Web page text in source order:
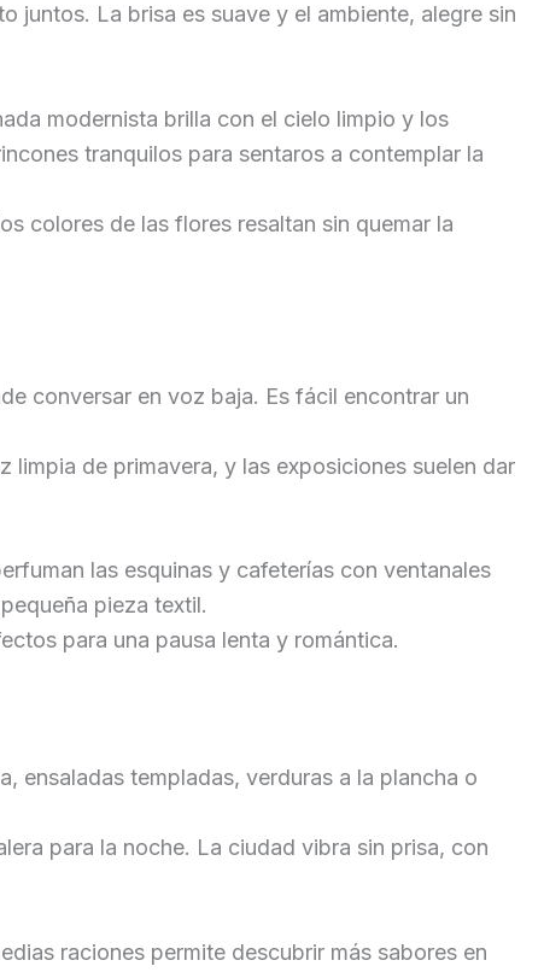
juntos. La brisa es suave y el ambiente, alegre sin
modernista brilla con el cielo limpio y los
tranquilos para sentaros a contemplar la
colores de las flores resaltan sin quemar la
conversar en voz baja. Es fácil encontrar un
limpia de primavera, y las exposiciones suelen dar
las esquinas y cafeterías con ventanales
pieza textil.
para una pausa lenta y romántica.
ensaladas templadas, verduras a la plancha o
para la noche. La ciudad vibra sin prisa, con
raciones permite descubrir más sabores en